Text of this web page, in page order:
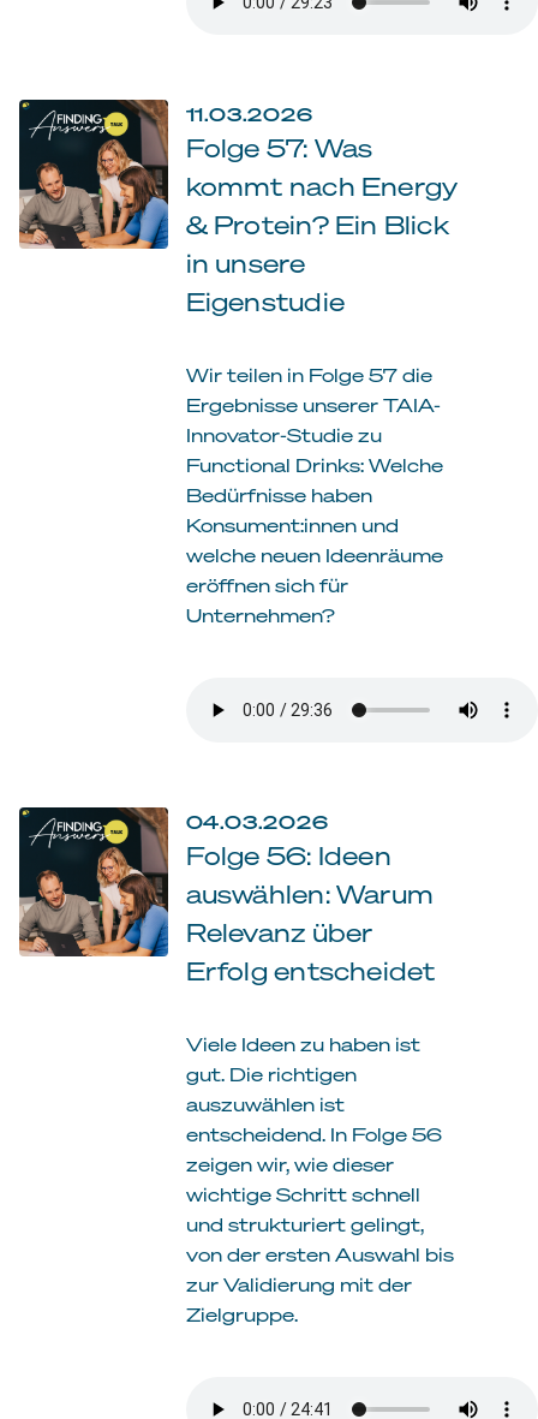
11.03.2026
Folge 57: Was
kommt nach Energy
& Protein? Ein Blick
in unsere
Eigenstudie
Wir teilen in Folge 57 die
Ergebnisse unserer TAIA-
Innovator-Studie zu
Functional Drinks: Welche
Bedürfnisse haben
Konsument:innen und
welche neuen Ideenräume
eröffnen sich für
Unternehmen?
04.03.2026
Folge 56: Ideen
auswählen: Warum
Relevanz über
Erfolg entscheidet
Viele Ideen zu haben ist
gut. Die richtigen
auszuwählen ist
entscheidend. In Folge 56
zeigen wir, wie dieser
wichtige Schritt schnell
und strukturiert gelingt,
von der ersten Auswahl bis
zur Validierung mit der
Zielgruppe.